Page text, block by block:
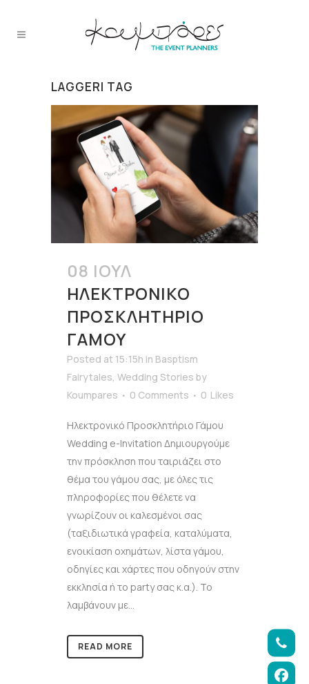
LAGGERI TAG
08 ΙΟΎΛ
ΗΛΕΚΤΡΟΝΙΚΌ
ΠΡΟΣΚΛΗΤΉΡΙΟ
ΓΆΜΟΥ
Posted at 15:15h in Basptism
Fairytales Wedding Stories by
Koumpares
0 Comments 0 Likes
Ηλεκτρονικό Προσκλητήριο Γάμου
Wedding e-Invitation Δημιουργούμε
την πρόσκληση που ταιριάζει στο
θέμα του γάμου σας, με όλες τις
πληροφορίες που θέλετε να
γνωρίζουν οι καλεσμένοι σας
(ταξιδιωτικά γραφεία, καταλύματα,
ενοικίαση οχημάτων, λίστα γάμου,
οδηγίες και χάρτες που οδηγούν στην
εκκλησία ή το party σας κ.α.). Το
λαμβάνουν με...
READ MORE